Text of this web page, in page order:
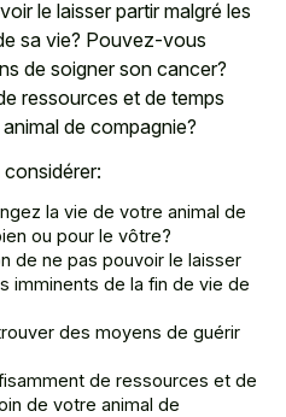
le laisser partir malgré les
sa vie? Pouvez-vous
de soigner son cancer?
ressources et de temps
de compagnie?
la vie de votre animal de
ou pour le vôtre?
de ne pas pouvoir le laisser
imminents de la fin de vie de
des moyens de guérir
de ressources et de
de votre animal de